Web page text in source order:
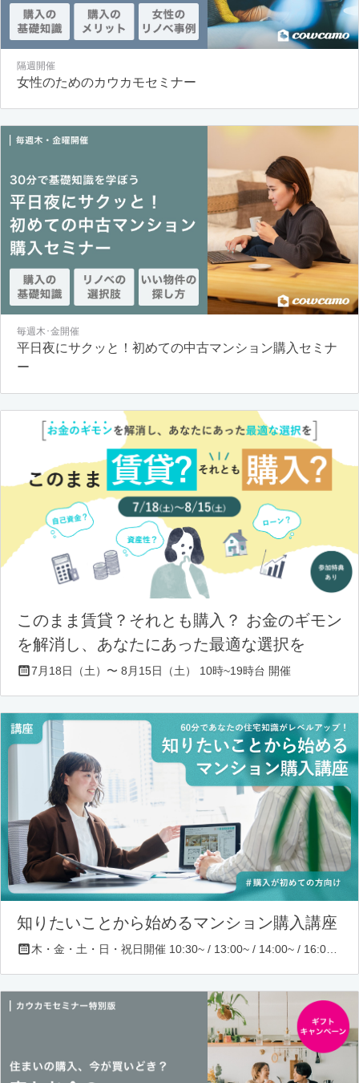
隔週開催
女性のためのカウカモセミナー
毎週木･金開催
平日夜にサクッと！初めての中古マンション購入セミナ
ー
このまま賃貸？それとも購入？ お金のギモン
を解消し、あなたにあった最適な選択を
7月18日（土）〜 8月15日（土） 10時~19時台 開催
知りたいことから始めるマンション購入講座